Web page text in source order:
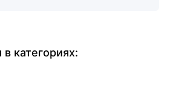
категориях: